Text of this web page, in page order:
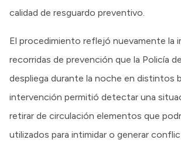
calidad de resguardo preventivo.
El procedimiento reflejó nuevamente la
recorridas de prevención que la Policía
despliega durante la noche en distintos
intervención permitió detectar una
retirar de circulación elementos que
utilizados para intimidar o generar